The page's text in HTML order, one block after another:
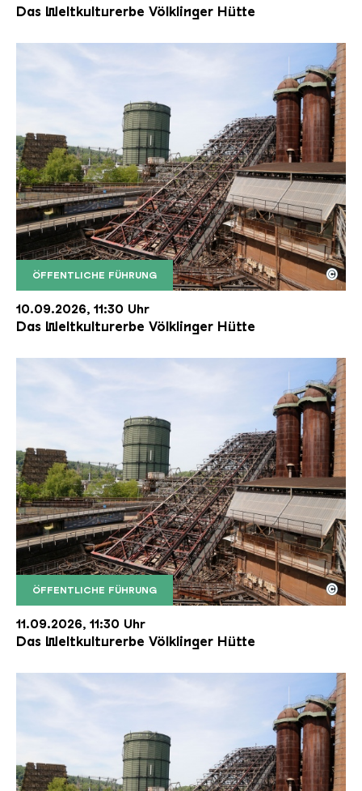
Das Weltkulturerbe Völklinger Hütte
ÖFFENTLICHE FÜHRUNG
Der Erzschrägaufzug der Völklinger Hütte mit
Copyright: Weltkulturerbe Völklinger Hütte | Karl
©
10.09.2026, 11:30 Uhr
Das Weltkulturerbe Völklinger Hütte
ÖFFENTLICHE FÜHRUNG
Der Erzschrägaufzug der Völklinger Hütte mit
Copyright: Weltkulturerbe Völklinger Hütte | Karl
©
11.09.2026, 11:30 Uhr
Das Weltkulturerbe Völklinger Hütte